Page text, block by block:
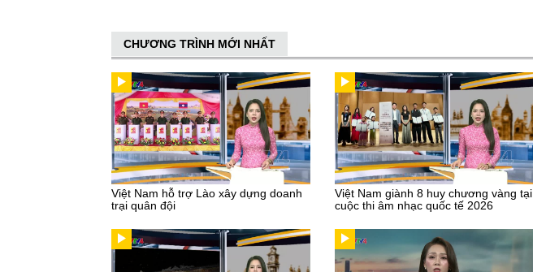
CHƯƠNG TRÌNH MỚI NHẤT
Việt Nam hỗ trợ Lào xây dựng doanh
trại quân đội
Việt Nam giành 8 huy chương vàng tại
cuộc thi âm nhạc quốc tế 2026